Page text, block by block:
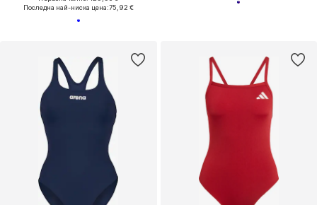
Последна най-ниска цена:75,92 €